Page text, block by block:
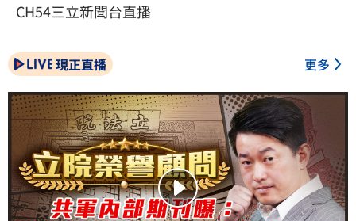
CH54三立新聞台直播
現正直播 更多